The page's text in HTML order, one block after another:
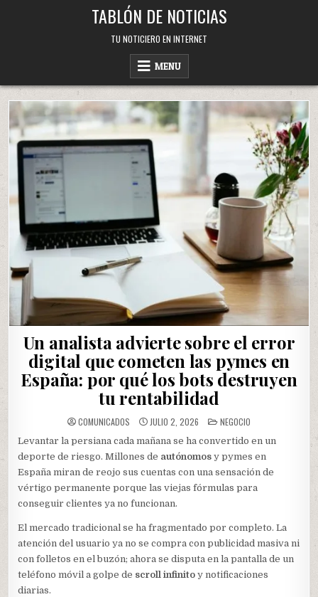
TABLÓN DE NOTICIAS
TU NOTICIERO EN INTERNET
MENU
Un analista advierte sobre el error
digital que cometen las pymes en
España: por qué los bots destruyen
tu rentabilidad
COMUNICADOS JULIO 2, 2026 POSTED
IN
NEGOCIO
Levantar la persiana cada mañana se ha convertido en un
deporte de riesgo. Millones de autónomos y pymes en
España miran de reojo sus cuentas con una sensación de
vértigo permanente porque las viejas fórmulas para
conseguir clientes ya no funcionan.
El mercado tradicional se ha fragmentado por completo. La
atención del usuario ya no se compra con publicidad masiva ni
con folletos en el buzón; ahora se disputa en la pantalla de un
teléfono móvil a golpe de scroll infinito y notificaciones
diarias.